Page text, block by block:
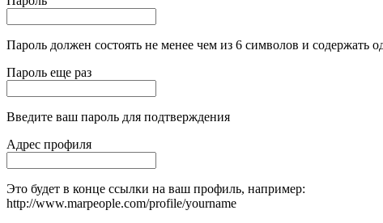
Пароль должен состоять не менее чем из 6 символов и
Пароль еще раз
Введите ваш пароль для подтверждения
Адрес профиля
Это будет в конце ссылки на ваш профиль, например:
http://www.marpeople.com/profile/yourname